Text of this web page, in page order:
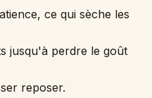
ce qui sèche les
jusqu'à perdre le goût
reposer.